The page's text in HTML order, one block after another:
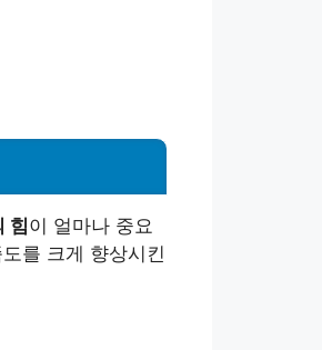
힘이 얼마나 중요
를 크게 향상시킨